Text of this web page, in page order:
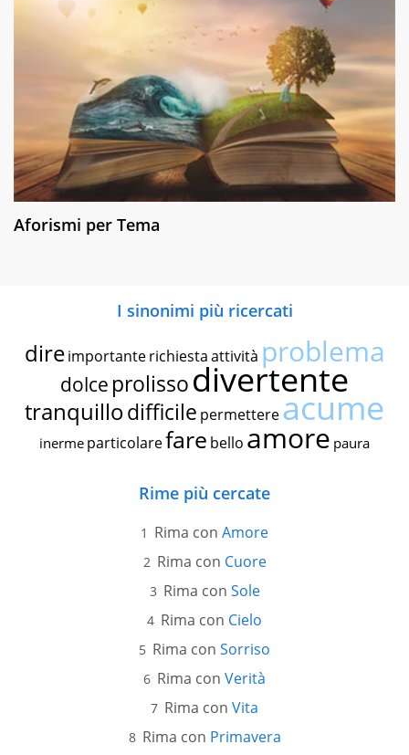
Aforismi per Tema
I sinonimi più ricercati
dire importante richiestaattività problema
dolce prolissodivertente
tranquillodifficile permettereacume
inerme particolarefare bello amore paura
Rime più cercate
Rima con Amore
Rima con Cuore
Rima con Sole
Rima con Cielo
Rima con Sorriso
Rima con Verità
Rima con Vita
Rima con Primavera